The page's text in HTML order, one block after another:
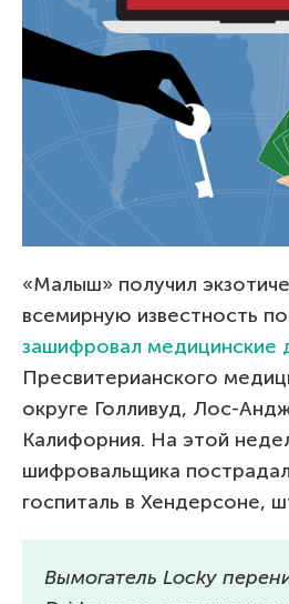
«Малыш» получил
всемирную известность
зашифровал медицинские
Пресвитерианского
округе Голливуд, Лос-
Калифорния. На этой
шифровальщика
госпиталь в Хендерсоне,
Вымогатель Locky